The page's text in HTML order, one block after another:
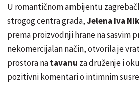
U romantičnom ambijentu
strogog centra grada,Jelena Iva
prema proizvodnji hrane na sasvim
nekomercijalan način, otvorila je
prostora natavanu za druženje i
pozitivni komentari o intimnim